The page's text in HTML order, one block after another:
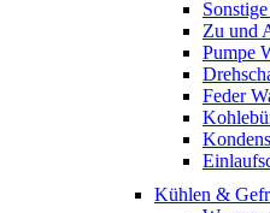
Zu und
Pumpe
Feder
Kühlen &